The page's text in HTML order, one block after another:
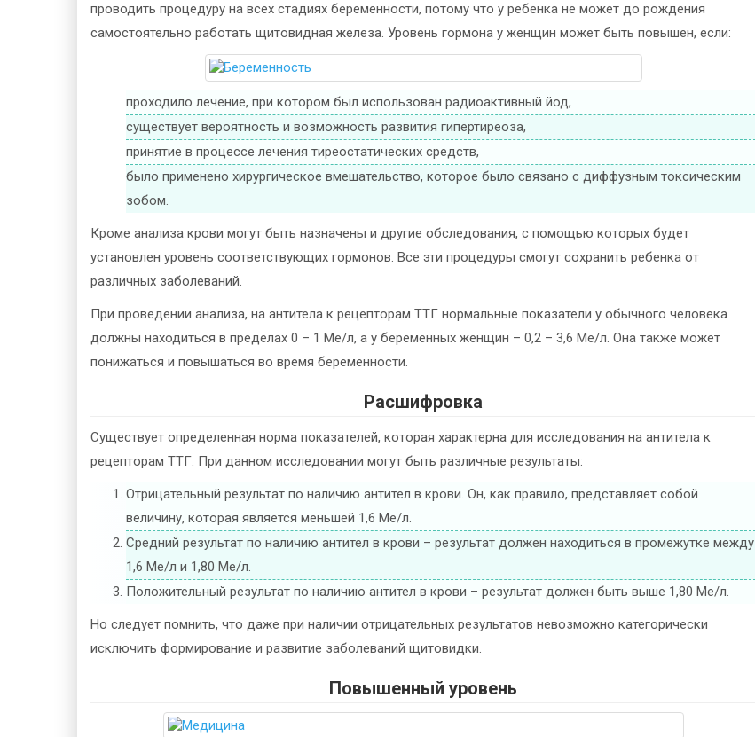
проводить процедуру на всех стадиях беременности, потому что у ребенка не может до рождения
самостоятельно работать щитовидная железа. Уровень гормона у женщин может быть повышен, если:
проходило лечение, при котором был использован радиоактивный йод,
существует вероятность и возможность развития гипертиреоза,
принятие в процессе лечения тиреостатических средств,
было применено хирургическое вмешательство, которое было связано с диффузным токсическим
зобом.
Кроме анализа крови могут быть назначены и другие обследования, с помощью которых будет
установлен уровень соответствующих гормонов. Все эти процедуры смогут сохранить ребенка от
различных заболеваний.
При проведении анализа, на антитела к рецепторам ТТГ нормальные показатели у обычного человека
должны находиться в пределах 0 – 1 Ме/л, а у беременных женщин – 0,2 – 3,6 Ме/л. Она также может
понижаться и повышаться во время беременности.
Расшифровка
Существует определенная норма показателей, которая характерна для исследования на антитела к
рецепторам ТТГ. При данном исследовании могут быть различные результаты:
Отрицательный результат по наличию антител в крови. Он, как правило, представляет собой
величину, которая является меньшей 1,6 Ме/л.
Средний результат по наличию антител в крови – результат должен находиться в промежутке между
1,6 Ме/л и 1,80 Ме/л.
Положительный результат по наличию антител в крови – результат должен быть выше 1,80 Ме/л.
Но следует помнить, что даже при наличии отрицательных результатов невозможно категорически
исключить формирование и развитие заболеваний щитовидки.
Повышенный уровень